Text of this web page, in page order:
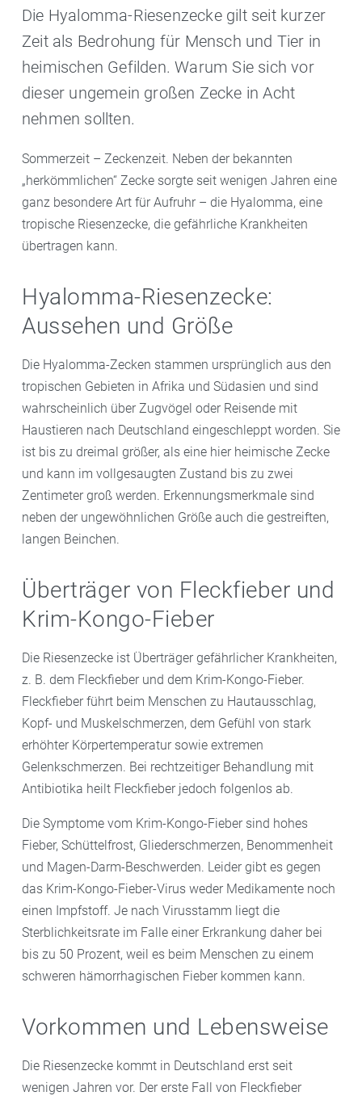
Die Hyalomma-Riesenzecke gilt seit kurzer
Zeit als Bedrohung für Mensch und Tier in
heimischen Gefilden. Warum Sie sich vor
dieser ungemein großen Zecke in Acht
nehmen sollten.
Sommerzeit – Zeckenzeit. Neben der bekannten
„herkömmlichen“ Zecke sorgte seit wenigen Jahren eine
ganz besondere Art für Aufruhr – die Hyalomma, eine
tropische Riesenzecke, die gefährliche Krankheiten
übertragen kann.
Hyalomma-Riesenzecke:
Aussehen und Größe
Die Hyalomma-Zecken stammen ursprünglich aus den
tropischen Gebieten in Afrika und Südasien und sind
wahrscheinlich über Zugvögel oder Reisende mit
Haustieren nach Deutschland eingeschleppt worden. Sie
ist bis zu dreimal größer, als eine hier heimische Zecke
und kann im vollgesaugten Zustand bis zu zwei
Zentimeter groß werden. Erkennungsmerkmale sind
neben der ungewöhnlichen Größe auch die gestreiften,
langen Beinchen.
Überträger von Fleckfieber und
Krim-Kongo-Fieber
Die Riesenzecke ist Überträger gefährlicher Krankheiten,
z. B. dem Fleckfieber und dem Krim-Kongo-Fieber.
Fleckfieber führt beim Menschen zu Hautausschlag,
Kopf- und Muskelschmerzen, dem Gefühl von stark
erhöhter Körpertemperatur sowie extremen
Gelenkschmerzen. Bei rechtzeitiger Behandlung mit
Antibiotika heilt Fleckfieber jedoch folgenlos ab.
Die Symptome vom Krim-Kongo-Fieber sind hohes
Fieber, Schüttelfrost, Gliederschmerzen, Benommenheit
und Magen-Darm-Beschwerden. Leider gibt es gegen
das Krim-Kongo-Fieber-Virus weder Medikamente noch
einen Impfstoff. Je nach Virusstamm liegt die
Sterblichkeitsrate im Falle einer Erkrankung daher bei
bis zu 50 Prozent, weil es beim Menschen zu einem
schweren hämorrhagischen Fieber kommen kann.
Vorkommen und Lebensweise
Die Riesenzecke kommt in Deutschland erst seit
wenigen Jahren vor. Der erste Fall von Fleckfieber